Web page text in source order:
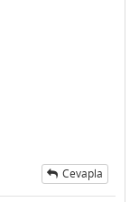
Cevapla